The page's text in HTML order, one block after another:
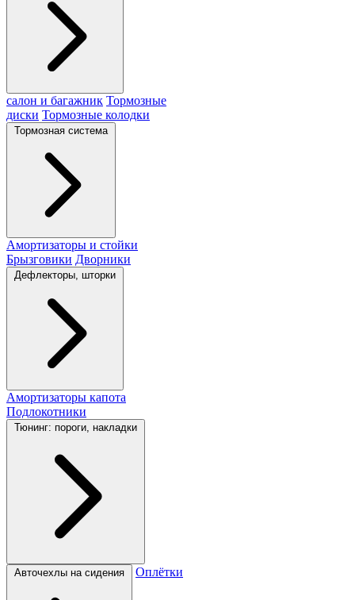
салон и багажник Тормозные
диски Тормозные колодки
Тормозная система
Амортизаторы и стойки
Брызговики Дворники
Дефлекторы, шторки
Амортизаторы капота
Подлокотники
Тюнинг: пороги, накладки
Авточехлы на сидения Оплётки